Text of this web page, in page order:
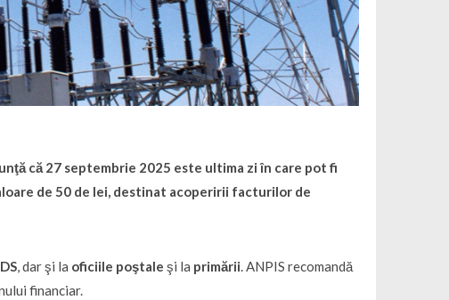
că 27 septembrie 2025 este ultima zi în care pot fi
de 50 de lei, destinat acoperirii facturilor de
, dar şi la oficiile poştale şi la primării. ANPIS recomandă
financiar.